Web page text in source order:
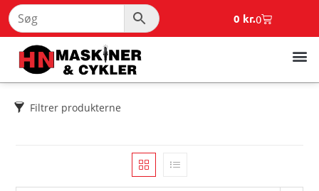
0 kr.0
Filtrer produkterne